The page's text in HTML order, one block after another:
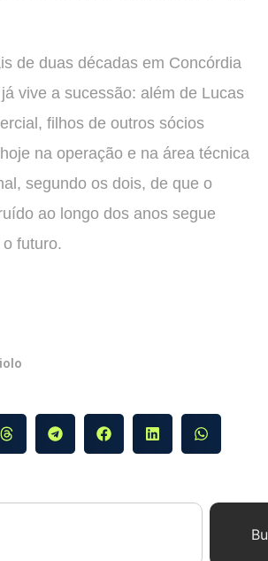
de duas décadas em Concórdia
vive a sucessão: além de Lucas
filhos de outros sócios
na operação e na área técnica
segundo os dois, de que o
ao longo dos anos segue
futuro.